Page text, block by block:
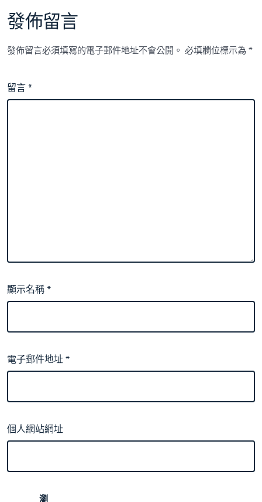
發佈留言
發佈留言必須填寫的電子郵件地址不會公開。 必填欄位標示為*
留言*
顯示名稱*
電子郵件地址*
個人網站網址
瀏